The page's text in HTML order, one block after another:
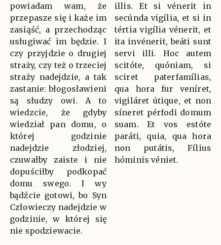
powiadam wam, że
przepasze się i każe im
zasiąść, a przechodząc
usługiwać im będzie. I
czy przyjdzie o drugiej
straży, czy też o trzeciej
straży nadejdzie, a tak
zastanie: błogosławieni
są słudzy owi. A to
wiedzcie, że gdyby
wiedział pan domu, o
której godzinie
nadejdzie złodziej,
czuwałby zaiste i nie
dopuściłby podkopać
domu swego. I wy
bądźcie gotowi, bo Syn
Człowieczy nadejdzie w
godzinie, w której się
nie spodziewacie.
illis. Et si vénerit in
secúnda vigília, et si in
tértia vigília vénerit, et
ita invénerit, beáti sunt
servi illi. Hoc autem
scitóte, quóniam, si
sciret paterfamílias,
qua hora fur veníret,
vigiláret útique, et non
síneret pérfodi domum
suam. Et vos estóte
paráti, quia, qua hora
non putátis, Fílius
hóminis véniet.